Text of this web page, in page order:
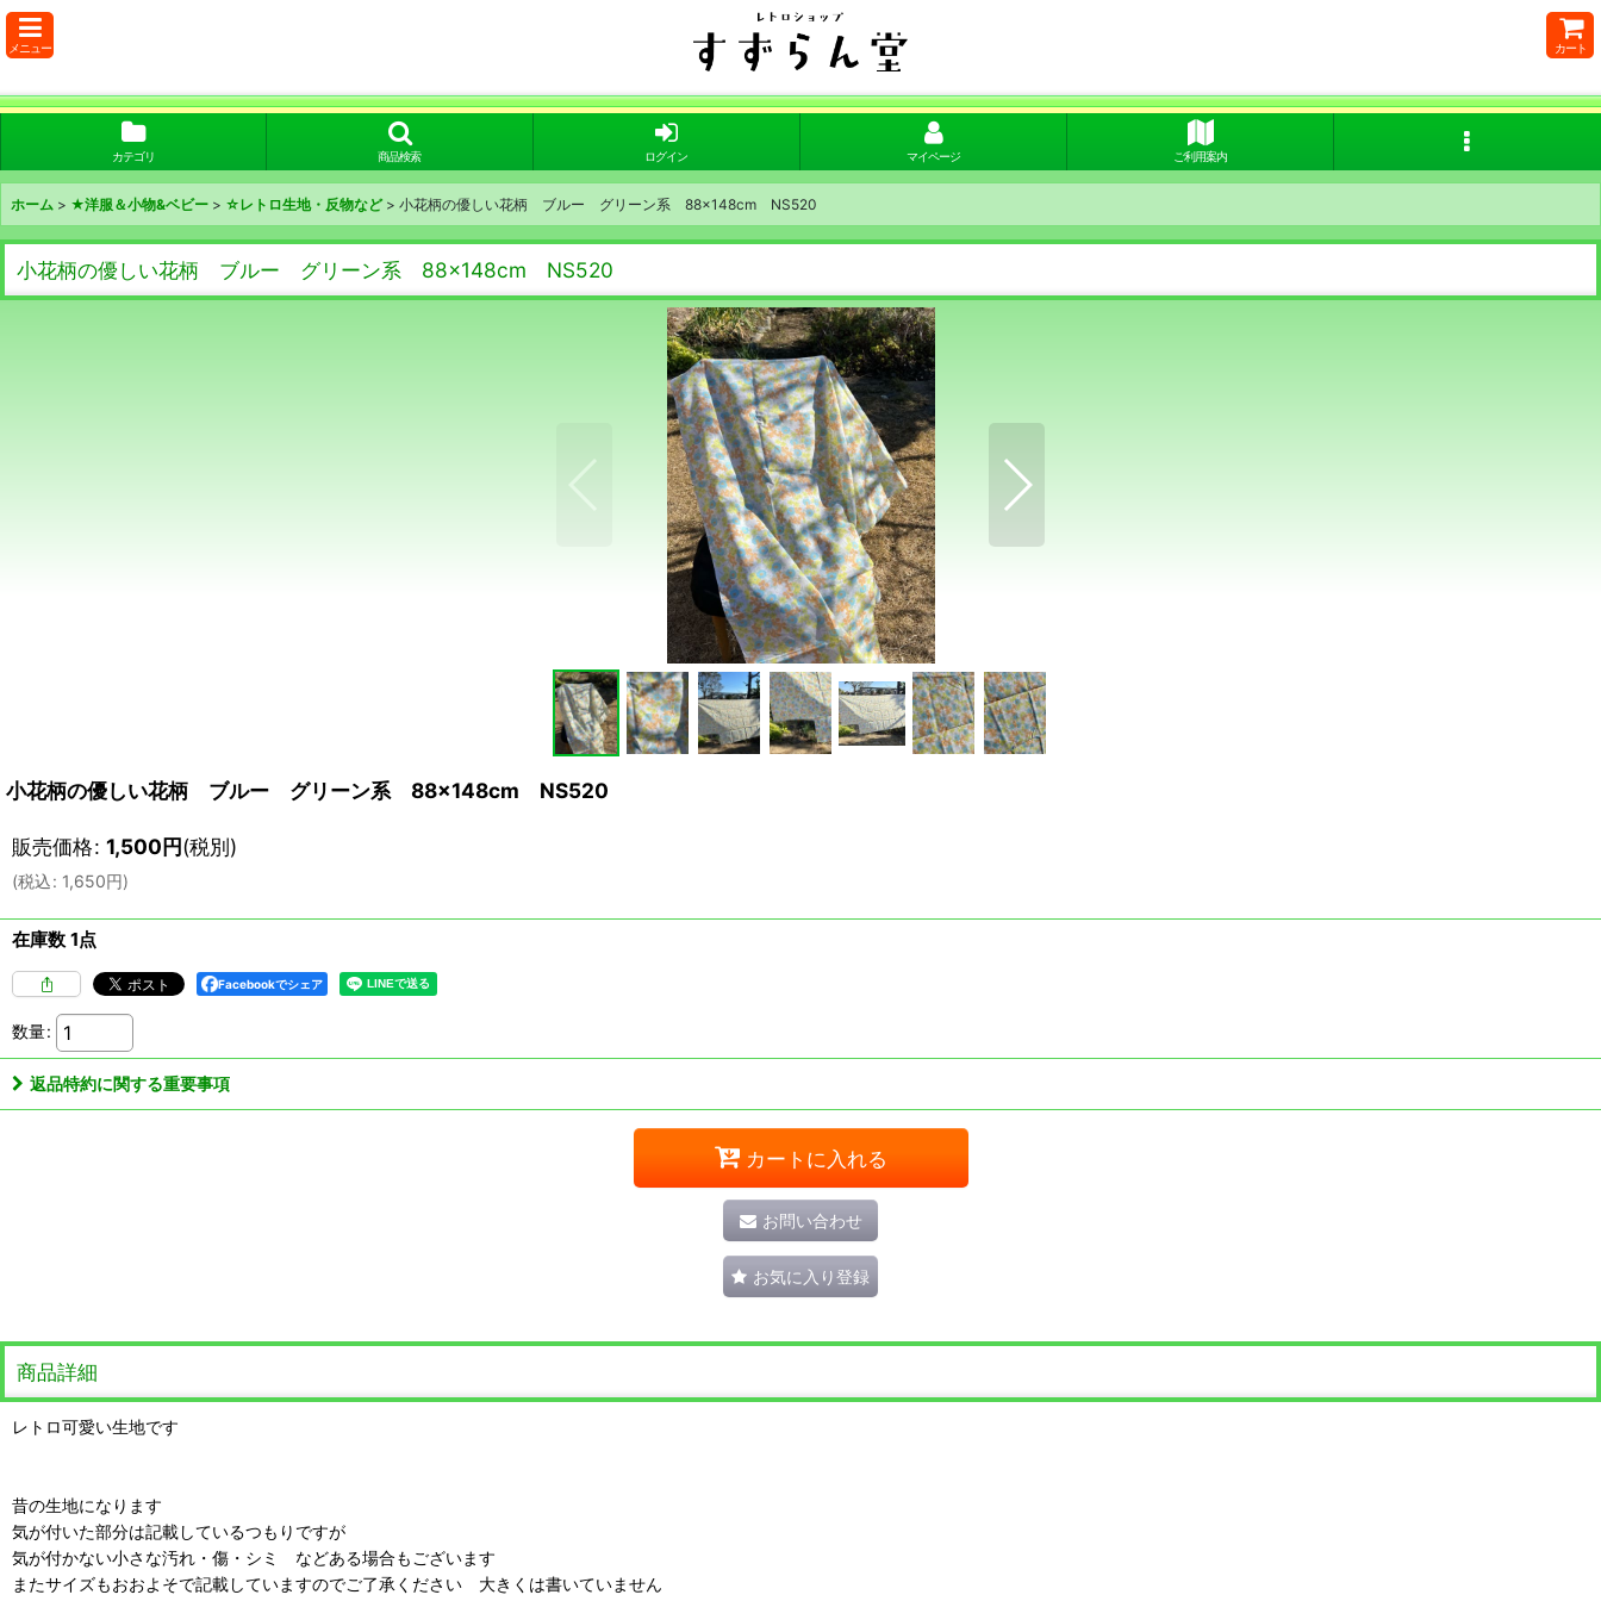
メニュー カート
カテゴリ 商品検索 ログイン マイページ ご利用案内
ホーム > ★洋服＆小物&ベビー > ☆レトロ生地・反物など > 小花柄の優しい花柄 ブルー グリーン系 88×148cm NS520
小花柄の優しい花柄 ブルー グリーン系 88×148cm NS520
小花柄の優しい花柄 ブルー グリーン系 88×148cm NS520
販売価格: 1,500円(税別)
(税込: 1,650円)
在庫数 1点
Facebookでシェア
数量:
返品特約に関する重要事項
カートに入れる
お問い合わせ
お気に入り登録
商品詳細
レトロ可愛い生地です
昔の生地になります
気が付いた部分は記載しているつもりですが
気が付かない小さな汚れ・傷・シミ などある場合もございます
またサイズもおおよそで記載していますのでご了承ください 大きくは書いていません